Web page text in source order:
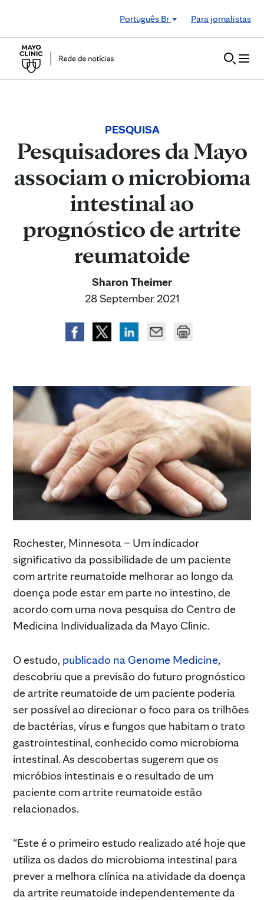
Português Br
Para jornalistas
PESQUISA
Pesquisadores da Mayo
associam o microbioma
intestinal ao
prognóstico de artrite
reumatoide
Sharon Theimer
28 September 2021
Rochester, Minnesota – Um indicador
significativo da possibilidade de um paciente
com artrite reumatoide melhorar ao longo da
doença pode estar em parte no intestino, de
acordo com uma nova pesquisa do Centro de
Medicina Individualizada da Mayo Clinic.
O estudo, publicado na Genome Medicine,
descobriu que a previsão do futuro prognóstico
de artrite reumatoide de um paciente poderia
ser possível ao direcionar o foco para os trilhões
de bactérias, vírus e fungos que habitam o trato
gastrointestinal, conhecido como microbioma
intestinal. As descobertas sugerem que os
micróbios intestinais e o resultado de um
paciente com artrite reumatoide estão
relacionados.
“Este é o primeiro estudo realizado até hoje que
utiliza os dados do microbioma intestinal para
prever a melhora clínica na atividade da doença
da artrite reumatoide independentemente da